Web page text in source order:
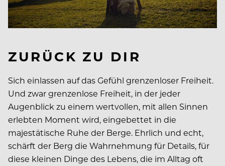
ZURÜCK ZU DIR
Sich einlassen auf das Gefühl grenzenloser Freiheit.
Und zwar grenzenlose Freiheit, in der jeder
Augenblick zu einem wertvollen, mit allen Sinnen
erlebten Moment wird, eingebettet in die
majestätische Ruhe der Berge. Ehrlich und echt,
schärft der Berg die Wahrnehmung für Details, für
diese kleinen Dinge des Lebens, die im Alltag oft